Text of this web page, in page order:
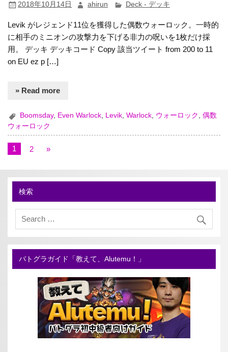
2018年10月14日 ahirun Deck - デッキ
Levik がレジェンド11位を獲得した偶数ウォーロック。一時的
に相手のミニオンの攻撃力を下げる非力の呪いを1枚だけ採
用。 デッキ デッキコード Copy 該当ツイート from 200 to 11
on EU ez p […]
» Read more
Boomsday, Even Warlock, Levik,Warlock, ウォーロック ,偶数
ウォーロック
1 2 »
検索
バトグラガイド「教えて、Alutemu！」